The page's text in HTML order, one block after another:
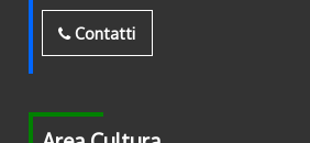
Contatti